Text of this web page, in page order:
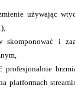
używając
skomponować i
profesjonalnie
platformach